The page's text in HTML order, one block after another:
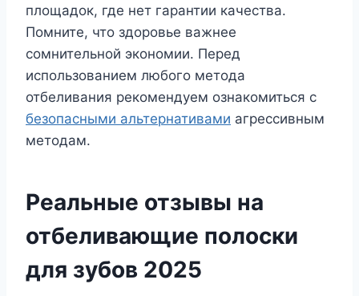
площадок, где нет гарантии качества.
Помните, что здоровье важнее
сомнительной экономии. Перед
использованием любого метода
отбеливания рекомендуем ознакомиться с
безопасными альтернативами агрессивным
методам.
Реальные отзывы на
отбеливающие полоски
для зубов 2025